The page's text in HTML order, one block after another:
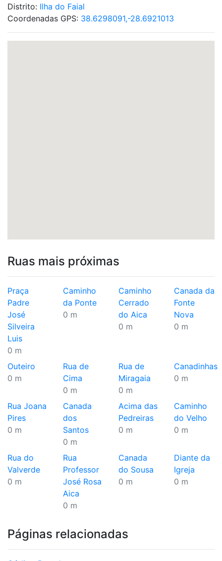
Distrito: Ilha do Faial
Coordenadas GPS: 38.6298091,-28.6921013
Ruas mais próximas
Praça
Padre
José
Silveira
Luis
0 m
Caminho
da Ponte
0 m
Caminho
Cerrado
do Aica
0 m
Canada da
Fonte
Nova
0 m
Outeiro
0 m
Rua de
Cima
0 m
Rua de
Miragaia
0 m
Canadinhas
0 m
Rua Joana
Pires
0 m
Canada
dos
Santos
0 m
Acima das
Pedreiras
0 m
Caminho
do Velho
0 m
Rua do
Valverde
0 m
Rua
Professor
José Rosa
Aica
0 m
Canada
do Sousa
0 m
Diante da
Igreja
0 m
Páginas relacionadas